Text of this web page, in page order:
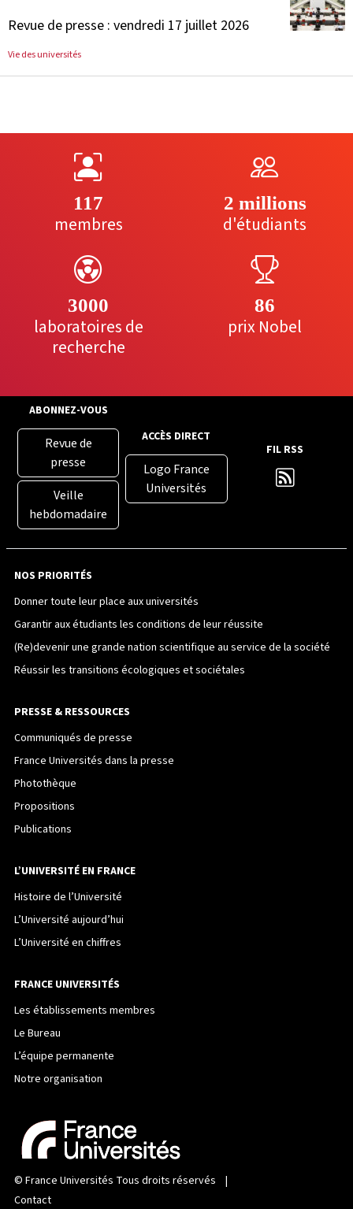
Revue de presse : vendredi 17 juillet 2026
Vie des universités
117
membres
2 millions
d'étudiants
3000
laboratoires de
recherche
86
prix Nobel
ABONNEZ-VOUS
Revue de
presse
Veille
hebdomadaire
ACCÈS DIRECT
Logo France
Universités
FIL RSS
NOS PRIORITÉS
Donner toute leur place aux universités
Garantir aux étudiants les conditions de leur réussite
(Re)devenir une grande nation scientifique au service de la société
Réussir les transitions écologiques et sociétales
PRESSE & RESSOURCES
Communiqués de presse
France Universités dans la presse
Photothèque
Propositions
Publications
L’UNIVERSITÉ EN FRANCE
Histoire de l’Université
L’Université aujourd’hui
L’Université en chiffres
FRANCE UNIVERSITÉS
Les établissements membres
Le Bureau
L’équipe permanente
Notre organisation
© France Universités Tous droits réservés |
Contact